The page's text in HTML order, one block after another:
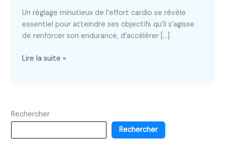
Un réglage minutieux de l’effort cardio se révèle
essentiel pour atteindre ses objectifs qu’il s’agisse
de renforcer son endurance, d’accélérer […]
Calculateur
:
vos
Lire la suite »
Rechercher
Rechercher